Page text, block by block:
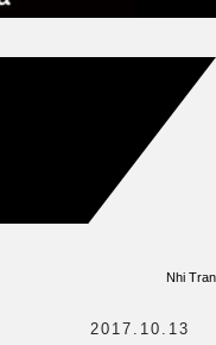
Nhi Tran
2017.10.13